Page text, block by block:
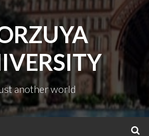
another world